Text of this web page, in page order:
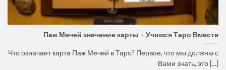
Паж Мечей значение карты – Учимся Таро Вместе
Что означает карта Паж Мечей в Таро? Первое, что мы должны с
Вами знать, это [...]